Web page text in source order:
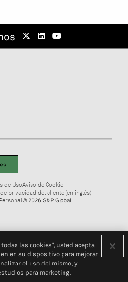
de UsoAviso de Cookie
privacidad del cliente (en inglés)
© 2026 S&P Global
las cookies”, usted acepta
en su dispositivo para mejorar
el uso del mismo, y
para marketing.